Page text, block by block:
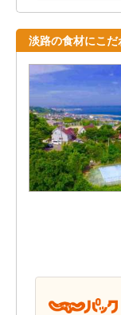
淡路の食材にこ